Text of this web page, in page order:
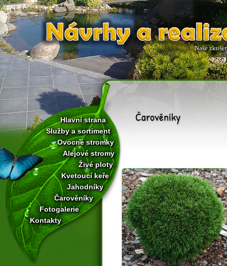
Naše
Hlavní strana
Služby a sortiment
Ovocné stromky
Alejové stromy
Živé ploty
Kvetoucí keře
Jahodníky
Čarověníky
Fotogalerie
Kontakty
Čarověníky